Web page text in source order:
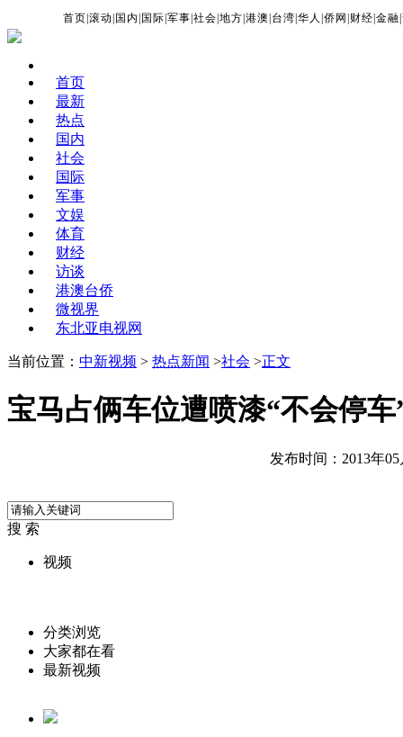
首页 |滚动 国内 国际 |军事 |社会 |地方 |港澳 台湾 |华人 |侨网 财经 |金融 |
首页
最新
热点
国内
社会
国际
军事
文娱
体育
财经
访谈
港澳台侨
微视界
东北亚电视网
当前位置： 中新视频 > 热点新闻 >社会 >正文
宝马占俩车位遭喷漆“不会停车
发布时间：2013年05
搜 索
视频
分类浏览
大家都在看
最新视频